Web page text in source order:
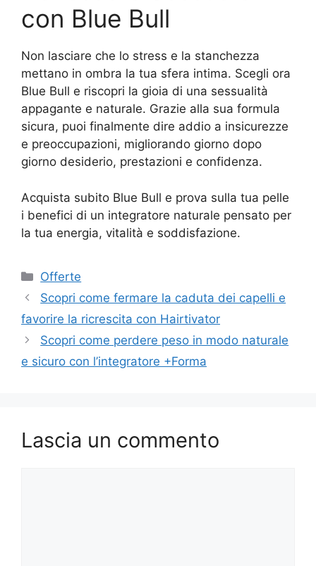
con Blue Bull
Non lasciare che lo stress e la stanchezza
mettano in ombra la tua sfera intima. Scegli ora
Blue Bull e riscopri la gioia di una sessualità
appagante e naturale. Grazie alla sua formula
sicura, puoi finalmente dire addio a insicurezze
e preoccupazioni, migliorando giorno dopo
giorno desiderio, prestazioni e confidenza.
Acquista subito Blue Bull e prova sulla tua pelle
i benefici di un integratore naturale pensato per
la tua energia, vitalità e soddisfazione.
Categorie
Offerte
Scopri come fermare la caduta dei capelli e
favorire la ricrescita con Hairtivator
Scopri come perdere peso in modo naturale
e sicuro con l’integratore +Forma
Lascia un commento